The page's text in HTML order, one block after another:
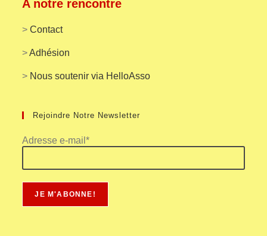
A notre rencontre
>Contact
>Adhésion
> Nous soutenir via HelloAsso
Rejoindre Notre Newsletter
Adresse e-mail*